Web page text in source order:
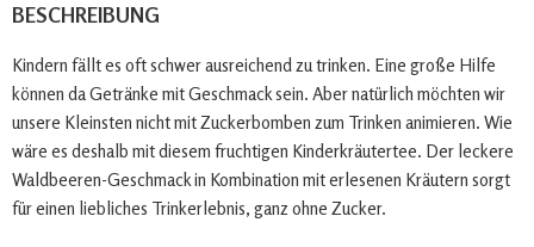
BESCHREIBUNG
Kindern fällt es oft schwer ausreichend zu trinken. Eine große Hilfe
können da Getränke mit Geschmack sein. Aber natürlich möchten wir
unsere Kleinsten nicht mit Zuckerbomben zum Trinken animieren. Wie
wäre es deshalb mit diesem fruchtigen Kinderkräutertee. Der leckere
Waldbeeren-Geschmack in Kombination mit erlesenen Kräutern sorgt
für einen liebliches Trinkerlebnis, ganz ohne Zucker.